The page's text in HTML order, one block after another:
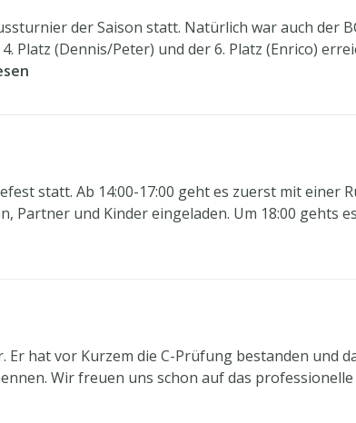
der Saison statt. Natürlich war auch der
Platz (Dennis/Peter) und der 6. Platz (Enrico)
statt. Ab 14:00-17:00 geht es zuerst mit einer
Partner und Kinder eingeladen. Um 18:00 gehts es
Er hat vor Kurzem die C-Prüfung bestanden und
Wir freuen uns schon auf das professionelle